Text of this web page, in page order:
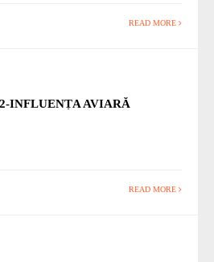
READ MORE
INFLUENȚA AVIARĂ
READ MORE